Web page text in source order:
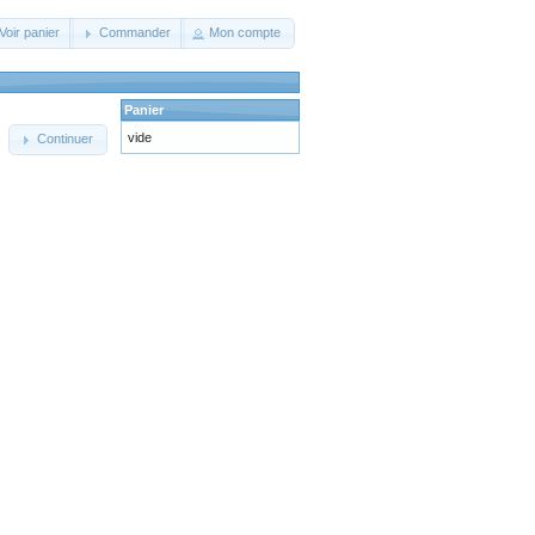
panier Commander Mon compte
Continuer
Panier
vide